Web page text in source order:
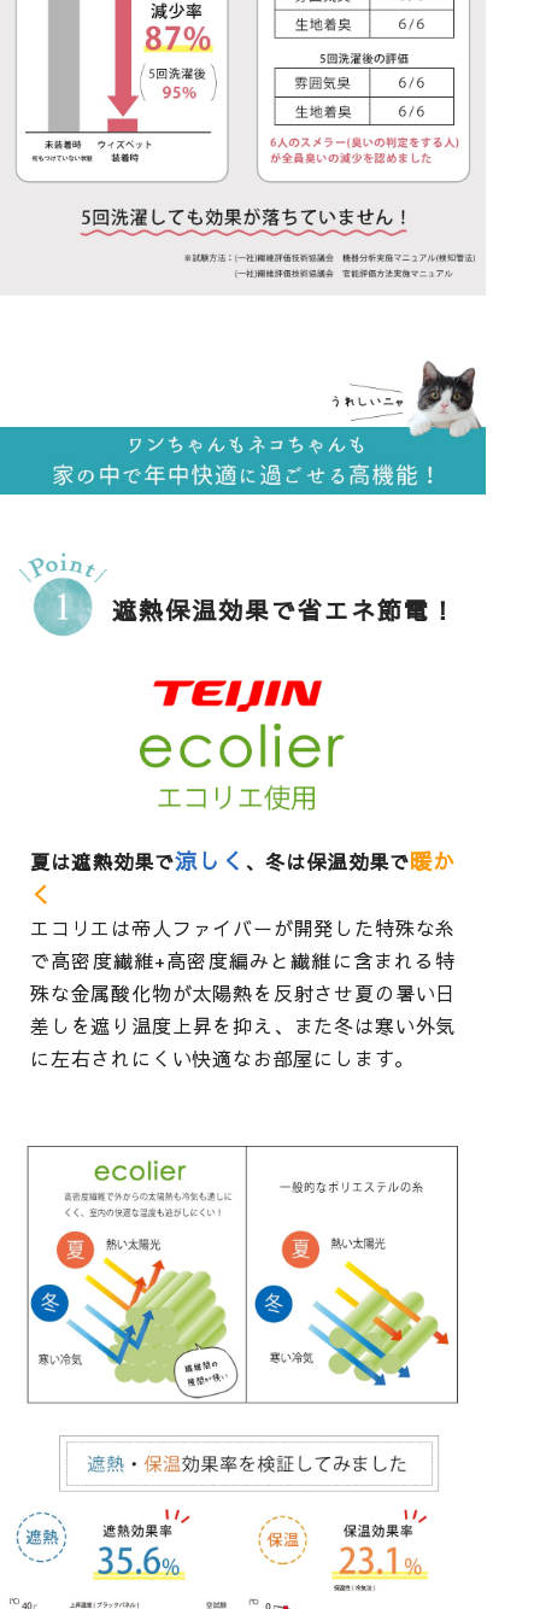
遮熱保温効果で省エネ節電！
夏は遮熱効果で涼しく 、冬は保温効果で暖か
く
エコリエは帝人ファイバーが開発した特殊な糸
で高密度繊維+高密度編みと繊維に含まれる特
殊な金属酸化物が太陽熱を反射させ夏の暑い日
差しを遮り温度上昇を抑え、また冬は寒い外気
に左右されにくい快適なお部屋にします。